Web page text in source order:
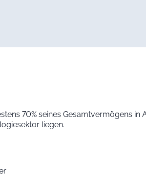
70% seines Gesamtvermögens in
liegen.